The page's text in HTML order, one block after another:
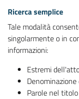
Ricerca semplice
Tale modalità
singolarmente o in
informazioni:
Estremi
Parole nel